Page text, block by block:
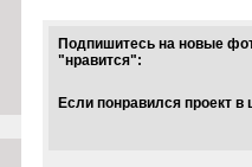
Подпишитесь на новые
"нравится":
Если понравился проект